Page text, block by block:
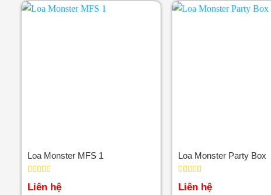
Loa Monster MFS 1
Được
xếp
Liên hệ
Loa Monster Party Box
Được
xếp
Liên hệ